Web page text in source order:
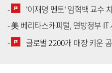
-
'이재명 멘토' 임혁백 교수
-美 베리타스캐피털, 연방정부
-
글로벌 2200개 매장 키운
[공지] 유료서비스 가입 안내